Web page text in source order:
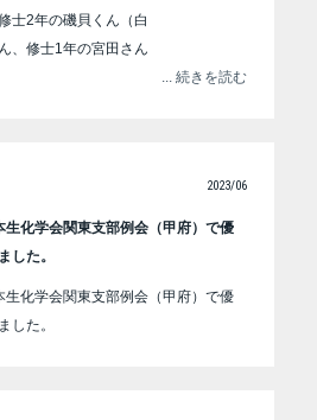
士2年の磯貝くん（白
、修士1年の宮田さん
... 続きを読む
2023/06
生化学会関東支部例会（甲府）で優
した。
生化学会関東支部例会（甲府）で優
した。